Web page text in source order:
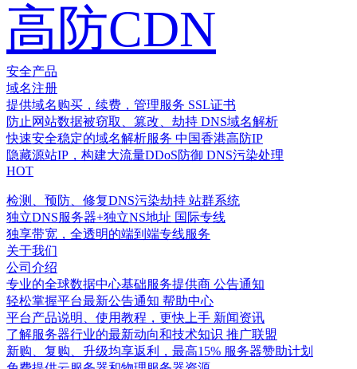
高防CDN
安全产品
域名注册
提供域名购买，续费，管理服务 SSL证书
防止网站数据被窃取、篡改、劫持 DNS域名解析
快速安全稳定的域名解析服务 中国香港高防IP
隐藏源站IP，构建大流量DDoS防御 DNS污染处理
HOT
检测、预防、修复DNS污染劫持 站群系统
独立DNS服务器+独立NS地址 国际专线
独享带宽，全透明的端到端专线服务
关于我们
公司介绍
专业的全球数据中心基础服务提供商 公告通知
轻松掌握平台最新公告通知 帮助中心
平台产品说明、使用教程，更快上手 新闻资讯
了解服务器行业的最新动向和技术知识 推广联盟
新购、复购、升级均享返利，最高15% 服务器赞助计划